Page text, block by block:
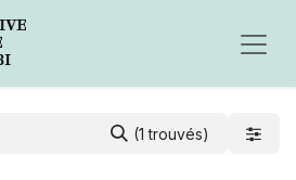
(1 trouvés)